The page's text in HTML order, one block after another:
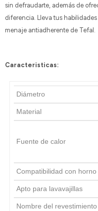
sin defraudarte, además de
diferencia. Lleva tus
menaje antiadherente de Tefal.
Caracteristicas:
Diámetro
Material
Fuente de calor
Compatibilidad con horno
Apto para lavavajillas
Nombre del